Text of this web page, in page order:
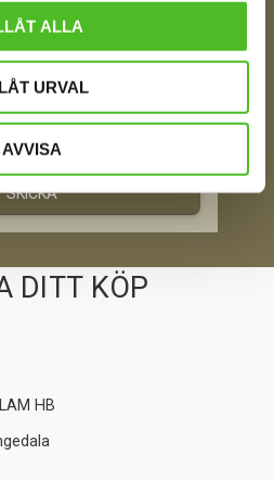
ALLA
URVAL
AVVISA
motta digital kommunikation i
SKICKA
DITT KÖP
HB